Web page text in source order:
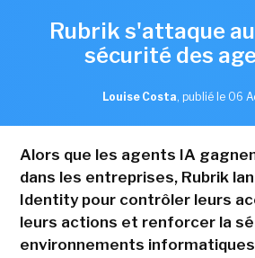
Rubrik s'attaque
sécurité des
Louise Costa, publié le 06
Alors que les agents IA
dans les entreprises, Rubrik
Identity pour contrôler leurs
leurs actions et renforcer la
environnements